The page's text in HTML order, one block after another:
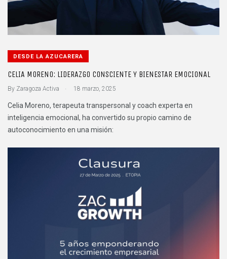
DESDE LA AZUCARERA
CELIA MORENO: LIDERAZGO CONSCIENTE Y BIENESTAR EMOCIONAL
By Zaragoza Activa . 18 marzo, 2025
Celia Moreno, terapeuta transpersonal y coach experta en
inteligencia emocional, ha convertido su propio camino de
autoconocimiento en una misión: